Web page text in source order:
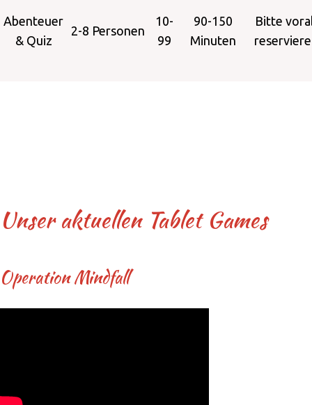
Abenteuer
& Quiz
2-8 Personen
10-
99
90-150
Minuten
Bitte
Unser aktuellen Tablet Games
Operation Mindfall